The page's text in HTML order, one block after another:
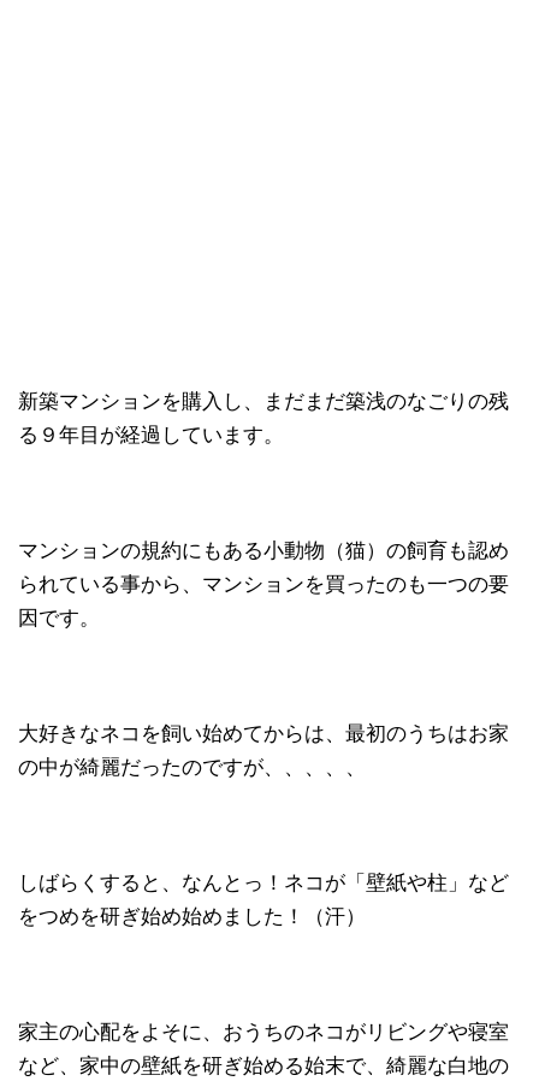
新築マンションを購入し、まだまだ築浅のなごりの残
る９年目が経過しています。
マンションの規約にもある小動物（猫）の飼育も認め
られている事から、マンションを買ったのも一つの要
因です。
大好きなネコを飼い始めてからは、最初のうちはお家
の中が綺麗だったのですが、、、、、
しばらくすると、なんとっ！ネコが「壁紙や柱」など
をつめを研ぎ始め始めました！（汗）
家主の心配をよそに、おうちのネコがリビングや寝室
など、家中の壁紙を研ぎ始める始末で、綺麗な白地の